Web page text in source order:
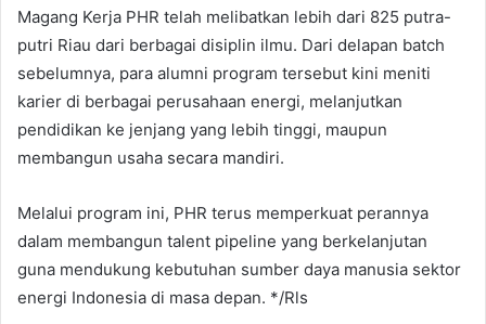
Magang Kerja PHR telah melibatkan lebih dari 825 putra-
putri Riau dari berbagai disiplin ilmu. Dari delapan batch
sebelumnya, para alumni program tersebut kini meniti
karier di berbagai perusahaan energi, melanjutkan
pendidikan ke jenjang yang lebih tinggi, maupun
membangun usaha secara mandiri.
Melalui program ini, PHR terus memperkuat perannya
dalam membangun talent pipeline yang berkelanjutan
guna mendukung kebutuhan sumber daya manusia sektor
energi Indonesia di masa depan. */Rls